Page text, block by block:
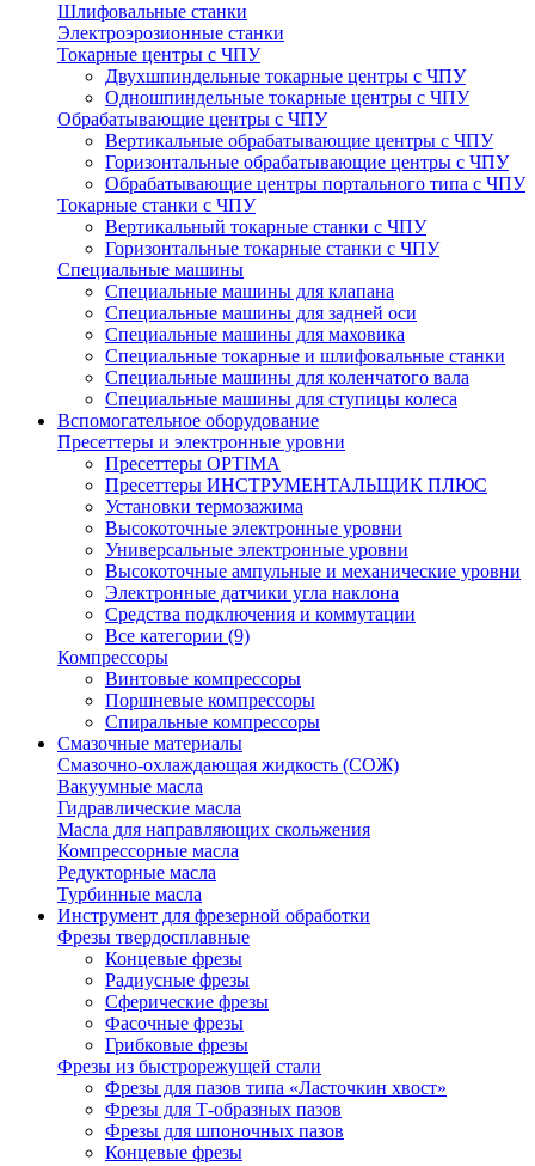
Шлифовальные станки
Электроэрозионные станки
Токарные центры с ЧПУ
Двухшпиндельные токарные центры с ЧПУ
Одношпиндельные токарные центры с ЧПУ
Обрабатывающие центры с ЧПУ
Вертикальные обрабатывающие центры с ЧПУ
Горизонтальные обрабатывающие центры с ЧПУ
Обрабатывающие центры портального типа с ЧПУ
Токарные станки с ЧПУ
Вертикальный токарные станки с ЧПУ
Горизонтальные токарные станки с ЧПУ
Специальные машины
Специальные машины для клапана
Специальные машины для задней оси
Специальные машины для маховика
Специальные токарные и шлифовальные станки
Специальные машины для коленчатого вала
Специальные машины для ступицы колеса
Вспомогательное оборудование
Пресеттеры и электронные уровни
Пресеттеры OPTIMA
Пресеттеры ИНСТРУМЕНТАЛЬЩИК ПЛЮС
Установки термозажима
Высокоточные электронные уровни
Универсальные электронные уровни
Высокоточные ампульные и механические уровни
Электронные датчики угла наклона
Средства подключения и коммутации
Все категории (9)
Компрессоры
Винтовые компрессоры
Поршневые компрессоры
Спиральные компрессоры
Смазочные материалы
Смазочно-охлаждающая жидкость (СОЖ)
Вакуумные масла
Гидравлические масла
Масла для направляющих скольжения
Компрессорные масла
Редукторные масла
Турбинные масла
Инструмент для фрезерной обработки
Фрезы твердосплавные
Концевые фрезы
Радиусные фрезы
Сферические фрезы
Фасочные фрезы
Грибковые фрезы
Фрезы из быстрорежущей стали
Фрезы для пазов типа «Ласточкин хвост»
Фрезы для Т-образных пазов
Фрезы для шпоночных пазов
Концевые фрезы